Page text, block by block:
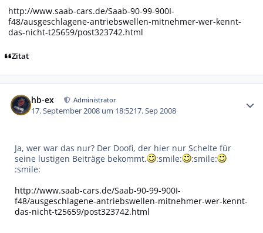
http://www.saab-cars.de/Saab-90-99-900I-
f48/ausgeschlagene-antriebswellen-mitnehmer-wer-kennt-
das-nicht-t25659/post323742.html
Zitat
hb-ex Administrator
17. September 2008 um 18:5217. Sep 2008
Ja, wer war das nur? Der Doofi, der hier nur Schelte für
seine lustigen Beiträge bekommt.
:smile:
:smile:
:smile:
http://www.saab-cars.de/Saab-90-99-900I-
f48/ausgeschlagene-antriebswellen-mitnehmer-wer-kennt-
das-nicht-t25659/post323742.html